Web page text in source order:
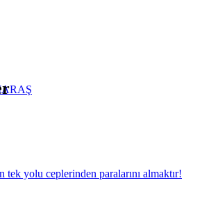
tek yolu ceplerinden paralarını almaktır!